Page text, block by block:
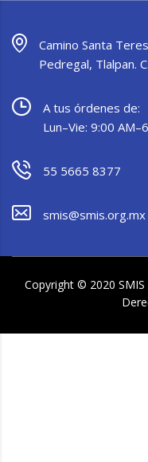
Camino Santa
Pedregal, Tlalpan.
A tus órdenes de:
Lun–Vie: 9:00
55 5665 8377
smis@smis.org.mx
Copyright © 2020